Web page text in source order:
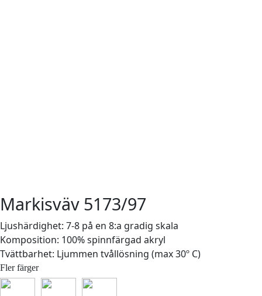
Markisväv 5173/97
Ljushärdighet: 7-8 på en 8:a gradig skala
Komposition: 100% spinnfärgad akryl
Tvättbarhet: Ljummen tvållösning (max 30º C)
Fler färger